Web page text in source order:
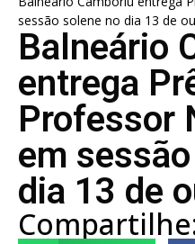
sessão solene no dia 13 de
Balneário
entrega
Professor
em
dia 13 de